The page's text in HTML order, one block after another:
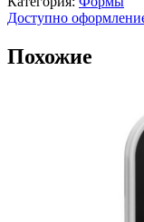
форма-021
Доступно
Похожие